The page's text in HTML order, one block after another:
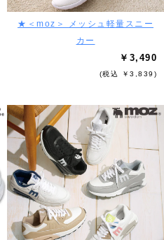
★＜moz＞ メッシュ軽量スニー
カー
￥3,490
(税込 ￥3,839)